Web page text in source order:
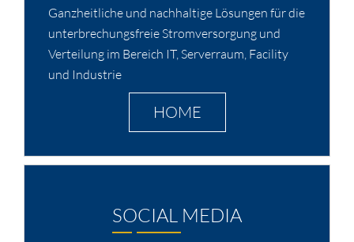
Ganzheitliche und nachhaltige Lösungen für die
unterbrechungsfreie Stromversorgung und
Verteilung im Bereich IT, Serverraum, Facility
und Industrie
HOME
SOCIAL MEDIA